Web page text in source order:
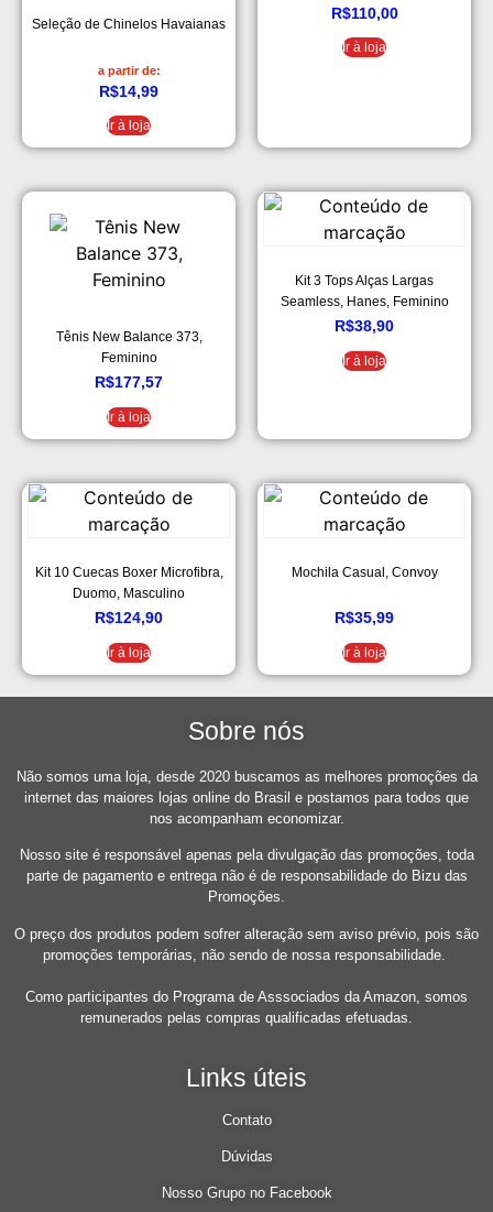
Seleção de Chinelos Havaianas
a partir de:
R$14,99
Ir à loja
Premium
R$110,00
Ir à loja
Tênis New Balance 373,
Feminino
R$177,57
Ir à loja
Kit 3 Tops Alças Largas
Seamless, Hanes, Feminino
R$38,90
Ir à loja
Kit 10 Cuecas Boxer Microfibra,
Duomo, Masculino
R$124,90
Ir à loja
Mochila Casual, Convoy
R$35,99
Ir à loja
Sobre nós
Não somos uma loja, desde 2020 buscamos as melhores promoções da
internet das maiores lojas online do Brasil e postamos para todos que
nos acompanham economizar.
Nosso site é responsável apenas pela divulgação das promoções, toda
parte de pagamento e entrega não é de responsabilidade do Bizu das
Promoções.
O preço dos produtos podem sofrer alteração sem aviso prévio, pois são
promoções temporárias, não sendo de nossa responsabilidade.
Como participantes do Programa de Asssociados da Amazon, somos
remunerados pelas compras qualificadas efetuadas.
Links úteis
Contato
Dúvidas
Nosso Grupo no Facebook